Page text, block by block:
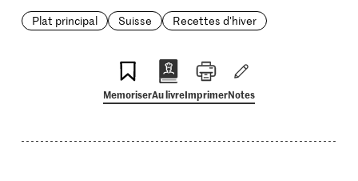
Plat principal
Suisse Recettes d'hiver
MemoriserAu livreImprimerNotes